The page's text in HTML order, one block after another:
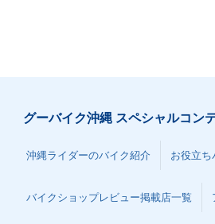
グーバイク沖縄 スペシャルコン
沖縄ライダーのバイク紹介 お役立ち
バイクショップレビュー掲載店一覧